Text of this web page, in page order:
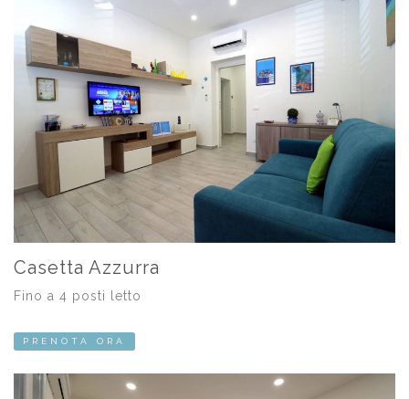
Casetta Azzurra
Fino a 4 posti letto
PRENOTA ORA